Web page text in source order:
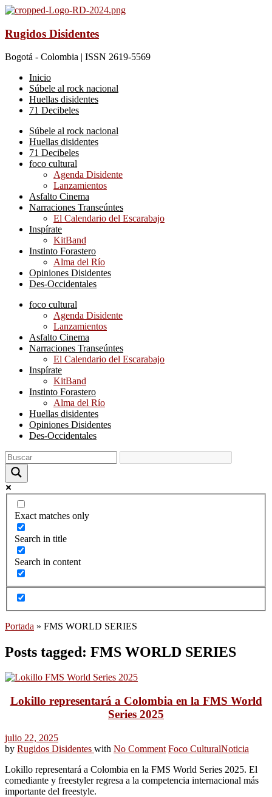
Rugidos Disidentes
Bogotá - Colombia | ISSN 2619-5569
Inicio
Súbele al rock nacional
Huellas disidentes
71 Decibeles
Súbele al rock nacional
Huellas disidentes
71 Decibeles
foco cultural
Agenda Disidente
Lanzamientos
Asfalto Cinema
Narraciones Transeúntes
El Calendario del Escarabajo
Inspírate
KitBand
Instinto Forastero
Alma del Río
Opiniones Disidentes
Des-Occidentales
foco cultural
Agenda Disidente
Lanzamientos
Asfalto Cinema
Narraciones Transeúntes
El Calendario del Escarabajo
Inspírate
KitBand
Instinto Forastero
Alma del Río
Huellas disidentes
Opiniones Disidentes
Des-Occidentales
Exact matches only
Search in title
Search in content
Portada » FMS WORLD SERIES
Posts tagged: FMS WORLD SERIES
Lokillo representará a Colombia en la FMS World
Series 2025
julio 22, 2025
by Rugidos Disidentes with No Comment Foco CulturalNoticia
Lokillo representará a Colombia en la FMS World Series 2025. El
comediante y freestyler regresa a la competencia internacional más
importante del freestyle.